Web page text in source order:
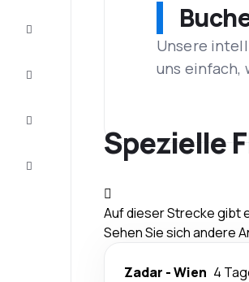
Unsere
uns einfach,
Spezielle
Auf dieser Strecke gibt
Sehen Sie sich andere
Zadar -Wien 4